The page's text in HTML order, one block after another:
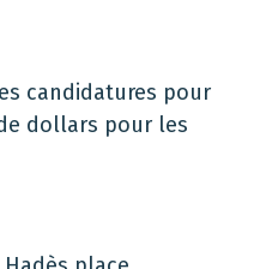
candidatures pour
dollars pour les